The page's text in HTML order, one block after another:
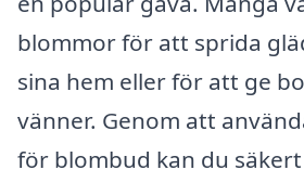
blommor för att sprida
sina hem eller för att ge
vänner. Genom att
för blombud kan du